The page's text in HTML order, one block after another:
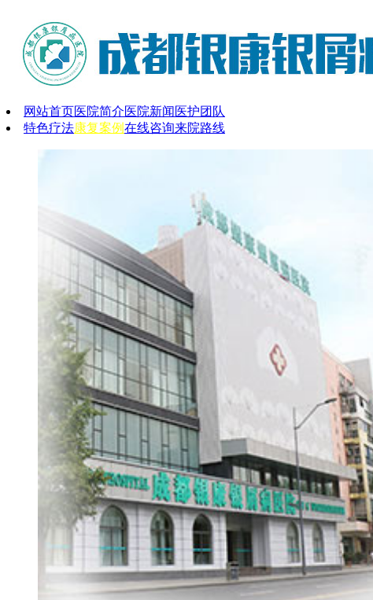
网站首页医院简介医院新闻 医护团队
特色疗法康复案例在线咨询来院路线